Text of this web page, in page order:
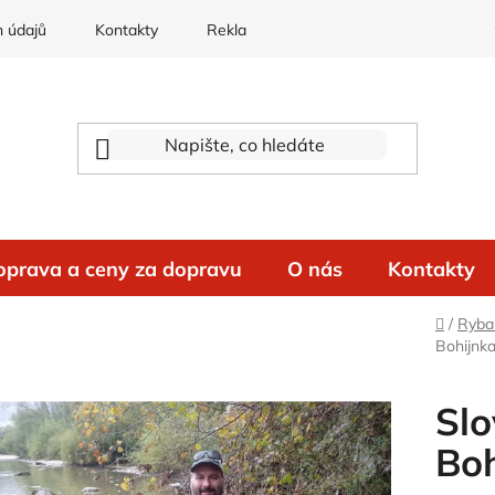
údajů Kontakty Reklamace
a ceny za dopravu O nás Kontakty
Domů
/
Bohijnka